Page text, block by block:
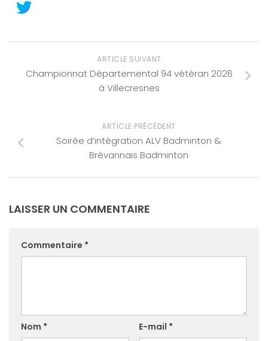
ARTICLE SUIVANT
Championnat Départemental 94 vétéran 2026
à Villecresnes
ARTICLE PRÉCÉDENT
Soirée d’intégration ALV Badminton &
Brévannais Badminton
LAISSER UN COMMENTAIRE
Commentaire *
Nom * E-mail *